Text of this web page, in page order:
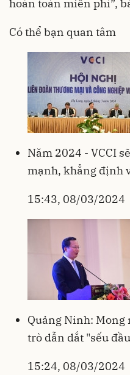
hoàn toàn miễn phí”,
Có thể bạn quan tâm
Năm 2024 - VCCI
mạnh, khẳng định
15:43, 08/03/2024
Quảng Ninh: Mong
trò dẫn dắt "sếu
15:24, 08/03/2024